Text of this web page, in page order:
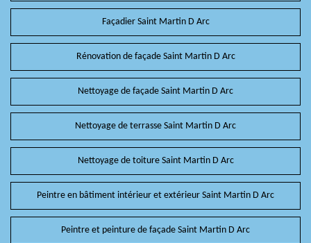
Façadier Saint Martin D Arc
Rénovation de façade Saint Martin D Arc
Nettoyage de façade Saint Martin D Arc
Nettoyage de terrasse Saint Martin D Arc
Nettoyage de toiture Saint Martin D Arc
Peintre en bâtiment intérieur et extérieur Saint Martin D Arc
Peintre et peinture de façade Saint Martin D Arc